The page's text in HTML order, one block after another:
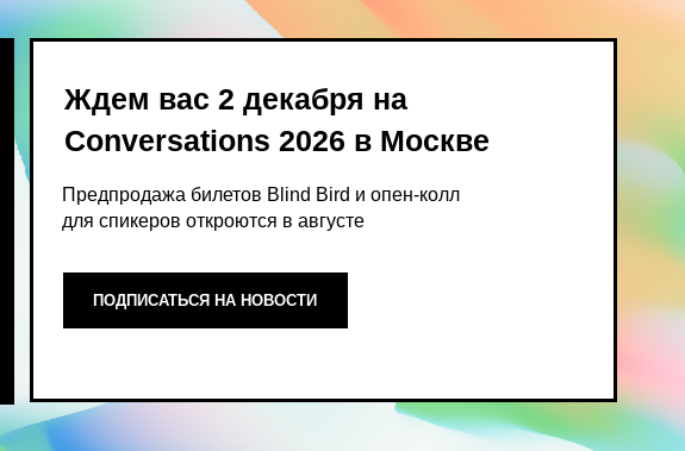
билетов Blind Bird и опен-колл
откроются в августе
вас 2 декабря на
2026 в Москве
НА НОВОСТИ